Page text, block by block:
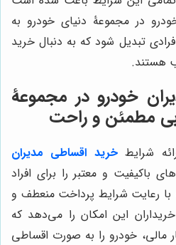
در مجموعۀ دنیای خودرو به
تبدیل شود که به دنبال خرید
هستند.
خودرو در مجموعۀ
مطمئن و راحت
شرایطخرید اقساطی مدیران
باکیفیت و معتبر را برای افراد
رعایت شرایط پرداخت منعطف و
این امکان را می‌دهد که
مالی، خودرو را به صورت اقساطی